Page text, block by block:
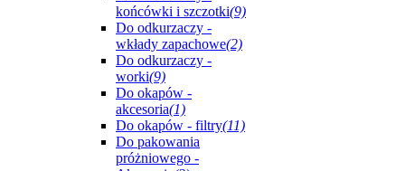
końcówki i szczotki(9)
Do odkurzaczy -
wkłady zapachowe(2)
Do odkurzaczy -
worki(9)
Do okapów -
akcesoria(1)
Do okapów - filtry(11)
Do pakowania
próżniowego -